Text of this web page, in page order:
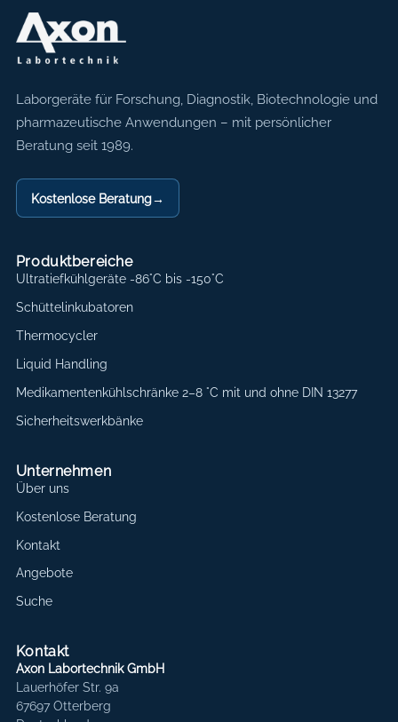
Axon Labortechnik
Laborgeräte für Forschung, Diagnostik, Biotechnologie und
pharmazeutische Anwendungen – mit persönlicher
Beratung seit 1989.
Kostenlose Beratung→
Produktbereiche
Ultratiefkühlgeräte -86°C bis -150°C
Schüttelinkubatoren
Thermocycler
Liquid Handling
Medikamentenkühlschränke 2–8 °C mit und ohne DIN 13277
Sicherheitswerkbänke
Unternehmen
Über uns
Kostenlose Beratung
Kontakt
Angebote
Suche
Kontakt
Axon Labortechnik GmbH
Lauerhöfer Str. 9a
67697 Otterberg